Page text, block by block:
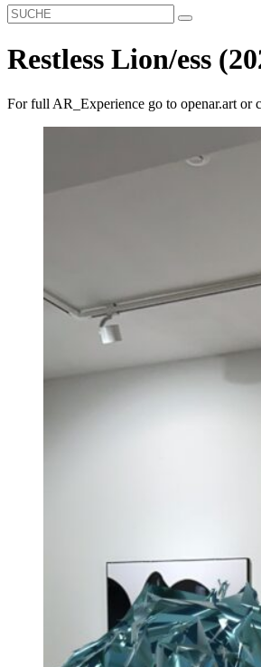
Restless Lion/ess
For full AR_Experience go to openar.art or